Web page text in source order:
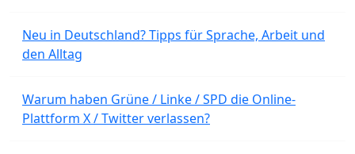
Neu in Deutschland? Tipps für Sprache, Arbeit und
den Alltag
Warum haben Grüne / Linke / SPD die Online-
Plattform X / Twitter verlassen?